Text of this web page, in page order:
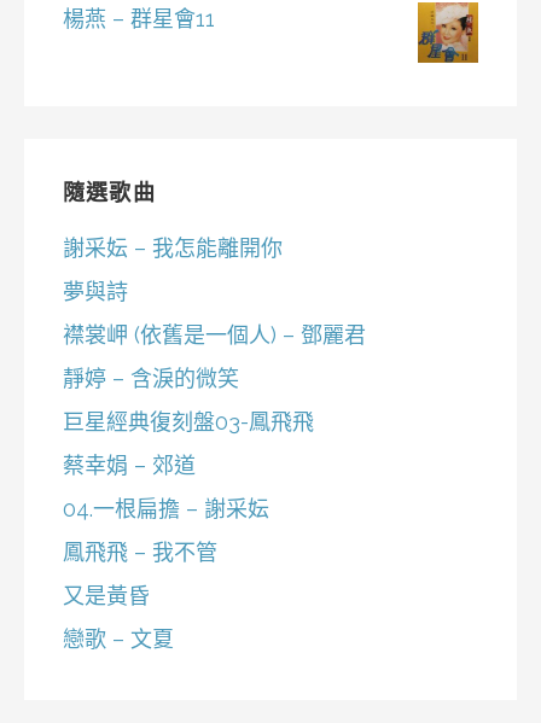
楊燕 – 群星會11
隨選歌曲
謝采妘 – 我怎能離開你
夢與詩
襟裳岬 (依舊是一個人) – 鄧麗君
靜婷 – 含淚的微笑
巨星經典復刻盤03-鳳飛飛
蔡幸娟 – 郊道
04.一根扁擔 – 謝采妘
鳳飛飛 – 我不管
又是黃昏
戀歌 – 文夏